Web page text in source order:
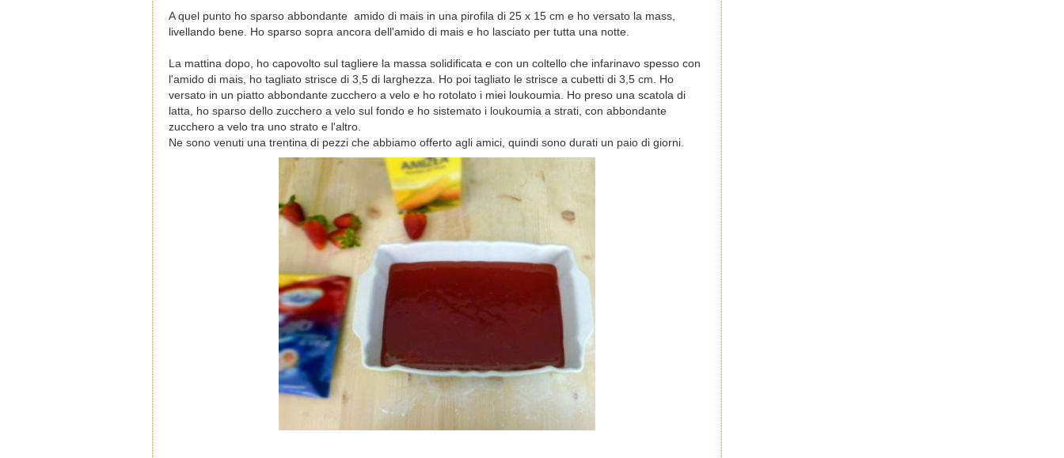
A quel punto ho sparso abbondante amido di mais in una pirofila di 25 x 15 cm e ho versato la mass,
livellando bene. Ho sparso sopra ancora dell'amido di mais e ho lasciato per tutta una notte.
La mattina dopo, ho capovolto sul tagliere la massa solidificata e con un coltello che infarinavo spesso con
l'amido di mais, ho tagliato strisce di 3,5 di larghezza. Ho poi tagliato le strisce a cubetti di 3,5 cm. Ho
versato in un piatto abbondante zucchero a velo e ho rotolato i miei loukoumia. Ho preso una scatola di
latta, ho sparso dello zucchero a velo sul fondo e ho sistemato i loukoumia a strati, con abbondante
zucchero a velo tra uno strato e l'altro.
Ne sono venuti una trentina di pezzi che abbiamo offerto agli amici, quindi sono durati un paio di giorni.